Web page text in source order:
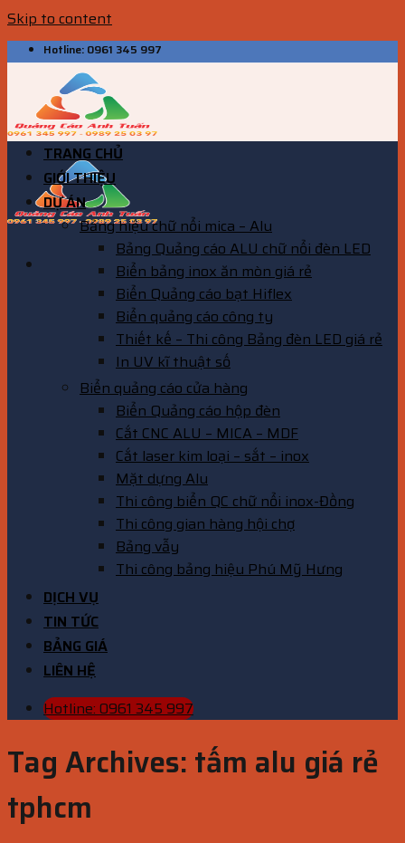
Skip to content
Hotline: 0961 345 997
TRANG CHỦ
GIỚI THIỆU
DỰ ÁN
Bảng hiệu chữ nổi mica – Alu
Bảng Quảng cáo ALU chữ nổi đèn LED
Biển bảng inox ăn mòn giá rẻ
Biển Quảng cáo bạt Hiflex
Biển quảng cáo công ty
Thiết kế – Thi công Bảng đèn LED giá rẻ
In UV kĩ thuật số
Biển quảng cáo cửa hàng
Biển Quảng cáo hộp đèn
Cắt CNC ALU – MICA – MDF
Cắt laser kim loại – sắt – inox
Mặt dựng Alu
Thi công biển QC chữ nổi inox-Đồng
Thi công gian hàng hội chợ
Bảng vẫy
Thi công bảng hiệu Phú Mỹ Hưng
DỊCH VỤ
TIN TỨC
BẢNG GIÁ
LIÊN HỆ
Hotline: 0961 345 997
Tag Archives: tấm alu giá rẻ
tphcm